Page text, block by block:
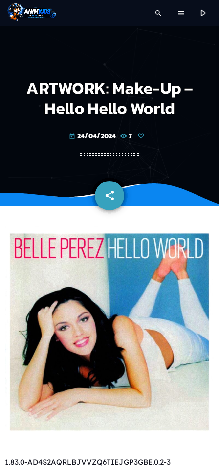
search menu play_arrow
ARTWORK: Make-Up –
Hello Hello World
today 24/04/2024 7
share
email
1.83.0-AD4S2AQRLBJVVZQ6TIEJGP3GBE.0.2-3